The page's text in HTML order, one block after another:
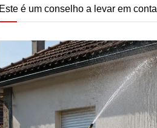
Este é um conselho a levar em conta